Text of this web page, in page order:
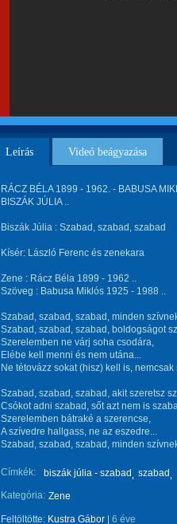
Leírás Videó beágyazása
RÁCZ BÉLA 1899 - 1962. - BABUSA
BISZÁK JÚLIA ..
Biszák Júlia : Szabad, szabad, szabad
Kísér: László Ferenc és zenekara
Zene : Rácz Béla 1899 - 1962 ..
Szöveg : Babusa Miklós 1925 - 1988 ..
Szabad, szabad, szabad, minden
Szabad, szabad, szabad, boldogságot
Szerelemben ne várj soha csodára,
Elébe kell menni és nem utána...
Ne tétovázz sokat (hisz) kell is,
Szabad, szabad, szabad, akit szeretsz
Csókot adni szabad, sőt azt nem is
Szerelemben bátraké a szerencse,
A szívedre hallgass, ne az eszedre...
Szabad, szabad, szabad, minden
Címkék: biszák júlia - szabad
szabad
Kategória: Zene
Feltöltötte: Kustra Gábor 6 éve